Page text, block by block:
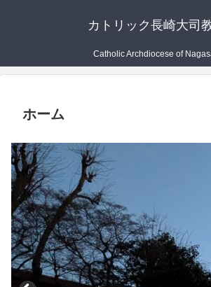
カトリック長崎大司
Catholic Archdiocese of
ホーム